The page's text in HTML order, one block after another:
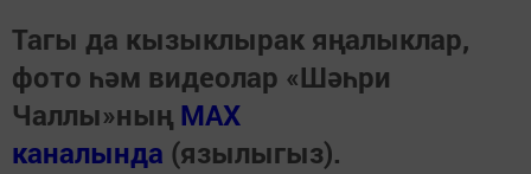
Тагы да кызыклырак яңалыклар,
фото һәм видеолар «Шәһри
Чаллы»ның MAX
каналында (язылыгыз).